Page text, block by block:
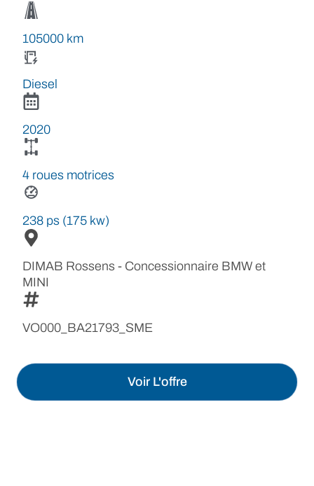
105000 km
Diesel
2020
4 roues motrices
238 ps (175 kw)
DIMAB Rossens - Concessionnaire BMW et
MINI
VO000_BA21793_SME
Voir L'offre